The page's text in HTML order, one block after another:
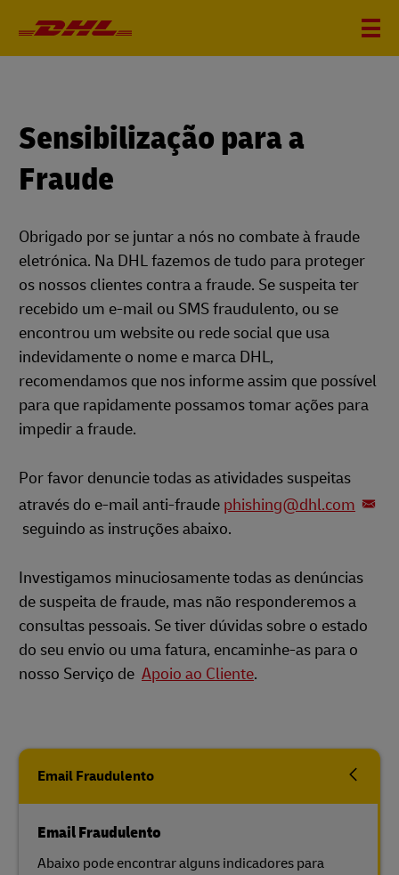
Sensibilização para a
Fraude
Obrigado por se juntar a nós no combate à fraude
eletrónica. Na DHL fazemos de tudo para proteger
os nossos clientes contra a fraude. Se suspeita ter
recebido um e-mail ou SMS fraudulento, ou se
encontrou um website ou rede social que usa
indevidamente o nome e marca DHL,
recomendamos que nos informe assim que possível
para que rapidamente possamos tomar ações para
impedir a fraude.
Por favor denuncie todas as atividades suspeitas
através do e-mail anti-fraude phishing@dhl.com
seguindo as instruções abaixo.
Investigamos minuciosamente todas as denúncias
de suspeita de fraude, mas não responderemos a
consultas pessoais. Se tiver dúvidas sobre o estado
do seu envio ou uma fatura, encaminhe-as para o
nosso Serviço de Apoio ao Cliente.
Email Fraudulento
Email Fraudulento
Abaixo pode encontrar alguns indicadores para